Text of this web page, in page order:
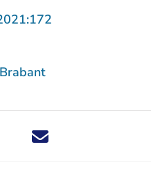
Deel dit nieuwsbericht via X -
Deel dit nieuwsbericht via
Deel dit nieuwsbericht
Deel dit